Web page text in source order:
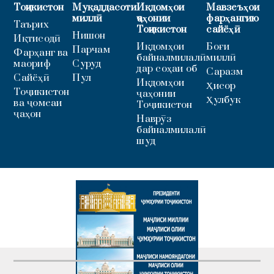
Тоҷикистон
Таърих
Иқтисодӣ
Фарҳанг ва
маориф
Сайёҳӣ
Тоҷикистон
ва ҷомеаи
ҷаҳон
Муқаддасоти
миллӣ
Нишон
Парчам
Суруд
Пул
Иқдомҳои
ҷаҳонии
Тоҷикистон
Иқдомҳои
байналмилалӣ
дар соҳаи об
Иқдомҳои
ҷаҳонии
Тоҷикистон
Наврӯз
байналмилалӣ
шуд
Мавзеъҳои
фарҳангию
сайёҳӣ
Боғи
миллӣ
Саразм
Ҳисор
Ҳулбук